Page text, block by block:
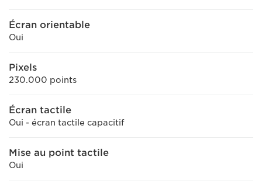
Écran orientable
Oui
Pixels
230.000 points
Écran tactile
Oui - écran tactile capacitif
Mise au point tactile
Oui